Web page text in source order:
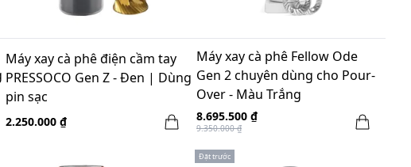
Máy xay cà phê điện cầm tay
PRESSOCO Gen Z - Đen | Dùng
pin sạc
2.250.000 ₫
Máy xay cà phê Fellow Ode
Gen 2 chuyên dùng cho Pour-
Over - Màu Trắng
8.695.500 ₫
9.350.000 ₫
Đặt trước